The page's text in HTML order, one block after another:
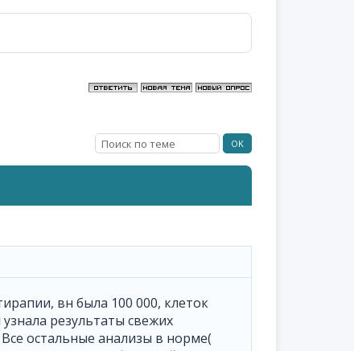
вн была 100 000, клеток
результаты свежих
Все остальные анализы в норме(